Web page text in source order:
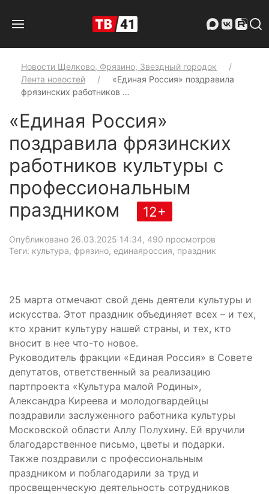
Новости Щелково, Фрязино, Звездный городок
Лента новостей
«Единая Россия» поздравила
фрязинских работников …
«Единая Россия»
поздравила фрязинских
работников культуры с
профессиональным
праздником
12+
Опубликовано 26.03.2025 14:34, 490 просмотров
Теги: культура, фрязино, единаяроссия, праздник
25 марта отмечают свой день деятели культуры и
искусства. Этот праздник объединяет всех – и тех,
кто хранит культуру нашей страны, и тех, кто
вносит в нее что-то новое.
Руководитель фракции «Единая Россия» в Совете
депутатов, ответственный за реализацию
партпроекта «Культура малой Родины»,
Александра Киреева и молодогвардейцы
поздравили заслуженного работника культуры
Московской области Аллу Полухину. Ей вручили
благодарственное письмо, цветы и подарки.
Также поздравили с профессиональным
праздником и поблагодарили за труд и
просвещенческую деятельность сотрудников